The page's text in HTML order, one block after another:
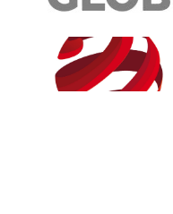
AFRIKA